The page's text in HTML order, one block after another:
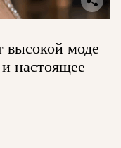
высокой моде
настоящее